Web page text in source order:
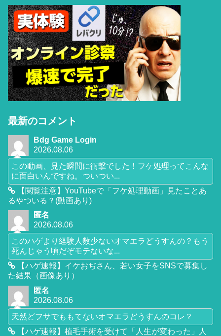
最新のコメント
Bdg Game Login
2026.08.06
この動画、見た瞬間に衝撃でした！フケ処理ってこんな
に面白いんですね。ついつい...
【閲覧注意】YouTubeで「フケ処理動画」見たことあ
るやついる？(動画あり)
匿名
2026.08.06
このハゲより経験人数少ないオマエラどうすんの？もう
死んじゃう頃だぞモテないな...
【ハゲ速報】イケおぢさん、若い女子をSNSで募集し
た結果（画像あり）
匿名
2026.08.06
天然どフサでももてないオマエラどうすんのコレ？
【ハゲ速報】植毛手術を受けて「人生が変わった」人